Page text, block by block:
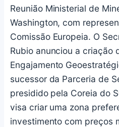
Reunião Ministerial de
Washington, com
Comissão Europeia. O
Rubio anunciou a criação
Engajamento
sucessor da Parceria de
presidido pela Coreia do
visa criar uma zona
investimento com preços